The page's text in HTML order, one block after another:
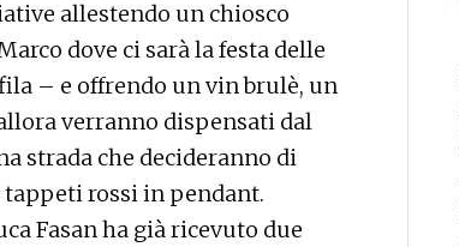
allestendo un chiosco
dove ci sarà la festa delle
– e offrendo un vin brulè, un
verranno dispensati dal
strada che decideranno di
tappeti rossi in pendant.
Fasan ha già ricevuto due